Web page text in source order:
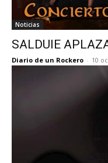
Noticias
SALDUIE
Diario de un Rockero - 10